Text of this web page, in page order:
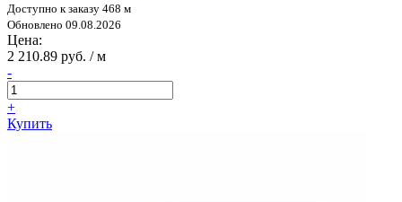
Доступно к заказу 468 м
Обновлено 09.08.2026
Цена:
2 210.89 руб. / м
-
+
Купить